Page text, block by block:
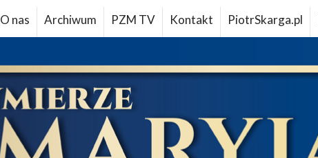
O nas Archiwum PZM TV Kontakt PiotrSkarga.pl